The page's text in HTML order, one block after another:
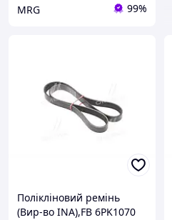
MRG 99%
Полікліновий ремінь
(Вир-во INA),FB 6PK1070